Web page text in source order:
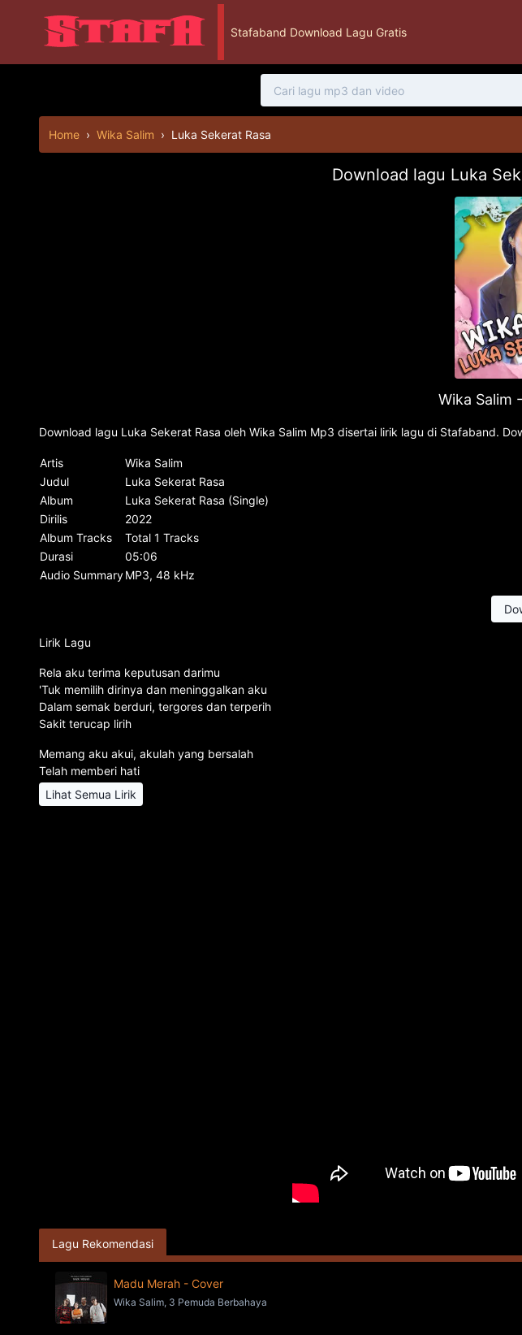
Stafaband Download Lagu Gratis
Home › Wika Salim › Luka Sekerat Rasa
Download lagu Luka
Wika Salim
Download lagu Luka Sekerat Rasa oleh Wika Salim Mp3 disertai lirik lagu di Stafaband.
Artis
Wika Salim
Judul
Luka Sekerat Rasa
Album
Luka Sekerat Rasa (Single)
Dirilis
2022
Album Tracks
Total 1 Tracks
Durasi
05:06
Audio SummaryMP3, 48 kHz
Lirik Lagu
Rela aku terima keputusan darimu
'Tuk memilih dirinya dan meninggalkan aku
Dalam semak berduri, tergores dan terperih
Sakit terucap lirih
Memang aku akui, akulah yang bersalah
Telah memberi hati
Lihat Semua Lirik
Lagu Rekomendasi
Madu Merah - Cover
Wika Salim, 3 Pemuda Berbahaya